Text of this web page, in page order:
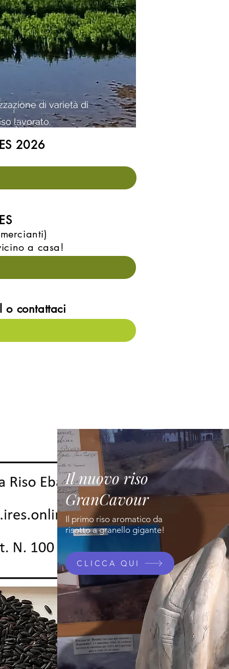
di varietà di
lavorato.
2026
nti)
a casa!
o contattaci
Il nuovo riso
GranCavour
Il primo riso aromatico da
risotto a granello gigante!
CLICCA QUI